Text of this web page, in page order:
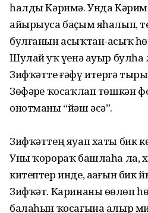
һалды Кәримә. Унда
айырыуса баҫым яһалып,
булғанын асыҡтан-асыҡ
Шулай уҡ үҙенә ауыр
Зифҡәтте ғәфү итергә
Зөфәрҙе ҡосаҡлап төшкән
онотманы “йәш әсә”.
Зифҡәттең яуап хаты бик
Уны ҡорораҡ башлаһа ла,
китептер инде, аҙағын
Зифҡәт. Каринаны өҙөлөп
балаһын ҡосағына алыр